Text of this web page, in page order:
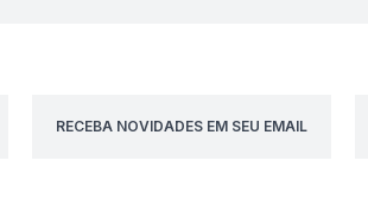
RECEBA NOVIDADES EM SEU EMAIL